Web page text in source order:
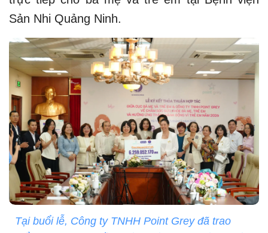
Sản Nhi Quảng Ninh.
Tại buổi lễ, Công ty TNHH Point Grey đã trao